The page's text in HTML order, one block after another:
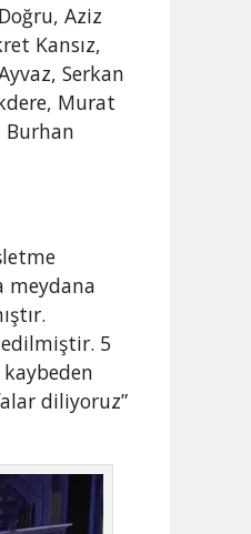
Aziz
Kansız,
Serkan
Murat
Burhan
meydana
edilmiştir. 5
diliyoruz”